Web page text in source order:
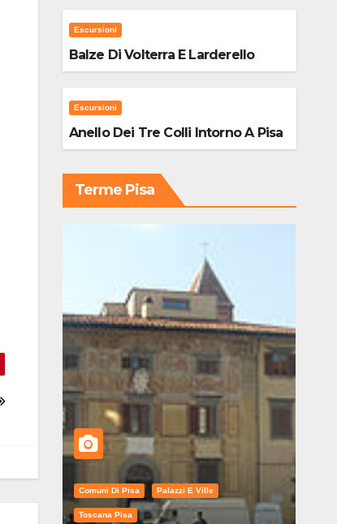
Escursioni
Balze Di Volterra E Larderello
Escursioni
Anello Dei Tre Colli Intorno A Pisa
Terme Pisa
Comuni Di Pisa Palazzi E Ville
Toscana Pisa